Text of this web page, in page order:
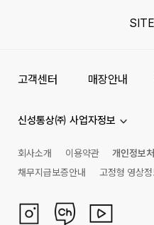
고객센터 매장안내
신성통상㈜ 사업자정보
회사소개 이용약관
개인정보
채무지급보증안내
고정형 영상